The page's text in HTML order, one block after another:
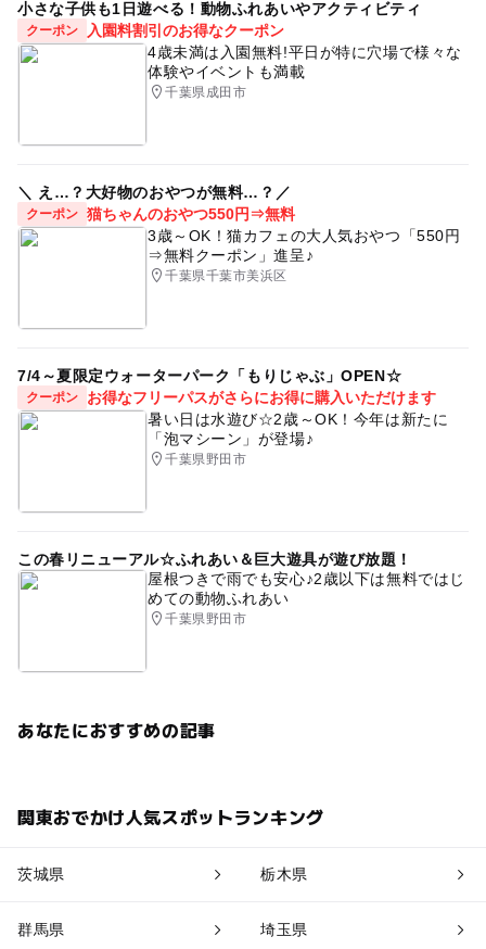
小さな子供も1日遊べる！動物ふれあいやアクティビティ
クーポン
入園料割引のお得なクーポン
4歳未満は入園無料!平日が特に穴場で様々な
体験やイベントも満載
千葉県成田市
＼ え…？大好物のおやつが無料…？／
クーポン 猫ちゃんのおやつ550円⇒無料
3歳～OK！猫カフェの大人気おやつ「550円
⇒無料クーポン」進呈♪
千葉県千葉市美浜区
7/4～夏限定ウォーターパーク「もりじゃぶ」OPEN☆
クーポン
お得なフリーパスがさらにお得に購入いただけます
暑い日は水遊び☆2歳～OK！今年は新たに
「泡マシーン」が登場♪
千葉県野田市
この春リニューアル☆ふれあい＆巨大遊具が遊び放題！
屋根つきで雨でも安心♪2歳以下は無料ではじ
めての動物ふれあい
千葉県野田市
あなたにおすすめの記事
関東おでかけ人気スポットランキング
茨城県 栃木県
群馬県 埼玉県